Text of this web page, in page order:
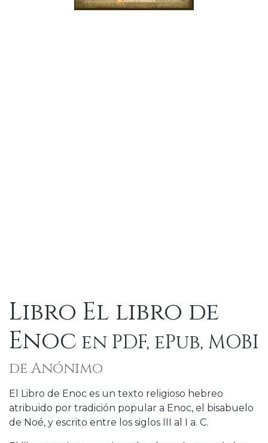
Libro El libro de
Enoc en PDF, ePub, MOBI
de Anónimo
El Libro de Enoc es un texto religioso hebreo
atribuido por tradición popular a Enoc, el bisabuelo
de Noé, y escrito entre los siglos III al I a. C.